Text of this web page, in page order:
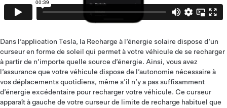
Dans l’application Tesla, la Recharge à l’énergie solaire dispose d’un
curseur en forme de soleil qui permet à votre véhicule de se recharger
à partir de n’importe quelle source d’énergie. Ainsi, vous avez
l’assurance que votre véhicule dispose de l’autonomie nécessaire à
vos déplacements quotidiens, même s’il n’y a pas suffisamment
d’énergie excédentaire pour recharger votre véhicule. Ce curseur
apparaît à gauche de votre curseur de limite de recharge habituel que